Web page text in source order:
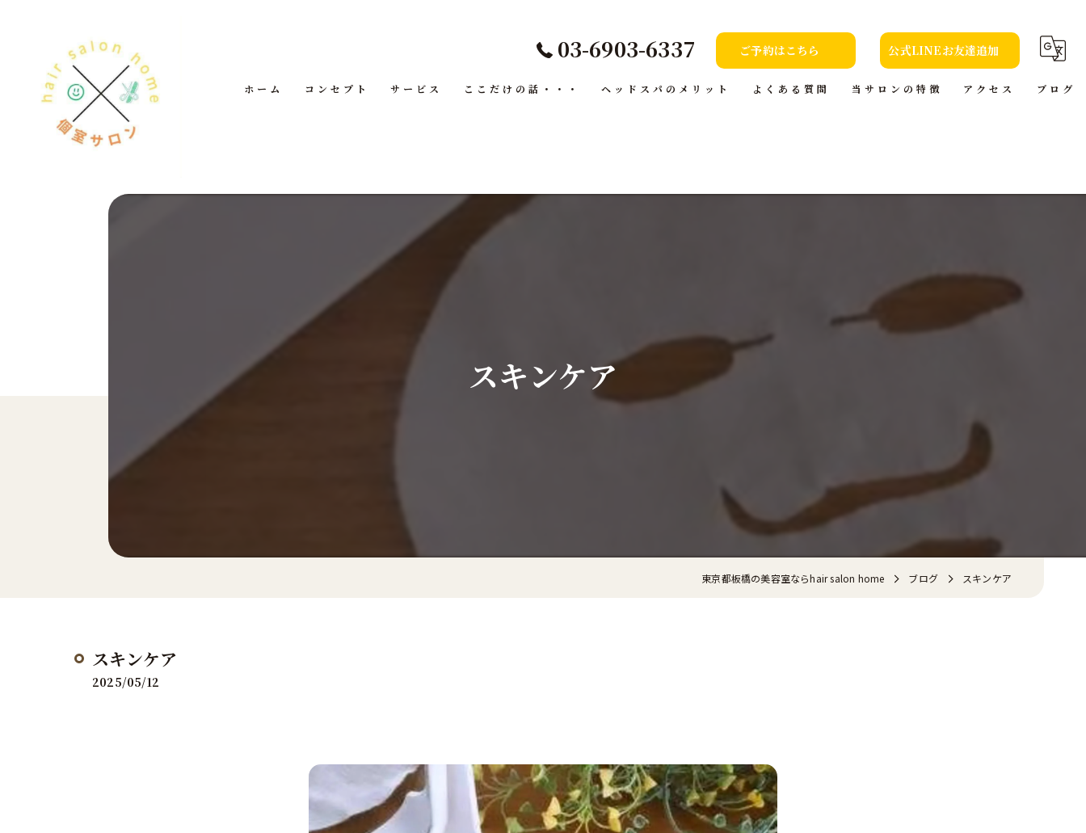
03-6903-6337 ご予約はこちら 公式LINEお友達追加
ホーム コンセプト サービス ここだけの話・・・ ヘッドスパのメリット よくある質問 当サロンの特徴
本(小説)の貸出
アクセス ブログ
スキンケア
東京都板橋の美容室ならhair salon home ブログ スキンケア
スキンケア
2025/05/12